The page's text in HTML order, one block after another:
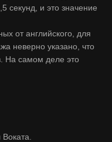
секунд, и это значение
от английского, для
неверно указано, что
На самом деле это